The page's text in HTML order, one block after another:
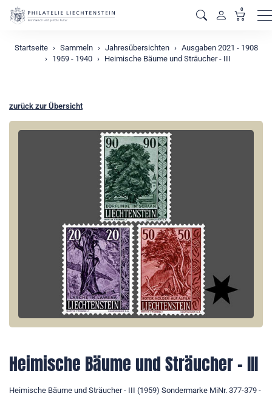
0
Startseite Sammeln Jahresübersichten
Ausgaben 2021 - 1908
1959 - 1940
Heimische Bäume und Sträucher - III
zurück zur Übersicht
Heimische Bäume und Sträucher - III
Heimische Bäume und Sträucher - III (1959) Sondermarke MiNr. 377-379 -